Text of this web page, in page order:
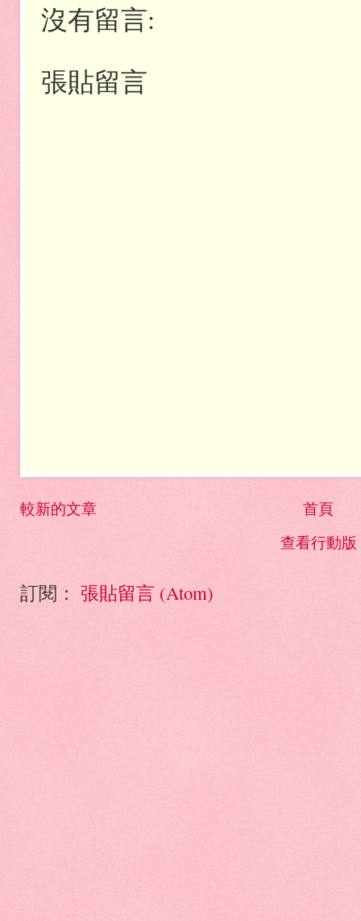
沒有留言:
張貼留言
較新的文章
首頁
查看行動版
訂閱： 張貼留言 (Atom)